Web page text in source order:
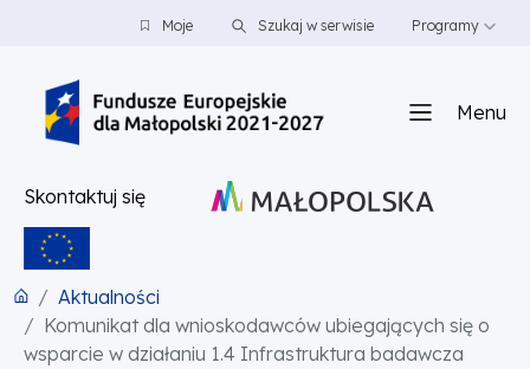
PRZEJDŹ DO TREŚCI
PRZEJDŹ DO MENUMoje Szukaj w serwisie Programy
Menu
Skontaktuj się
Aktualności
Komunikat dla wnioskodawców ubiegających się o
wsparcie w działaniu 1.4 Infrastruktura badawcza